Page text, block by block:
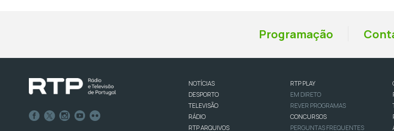
Programação
NOTÍCIAS
DESPORTO
TELEVISÃO
RÁDIO
RTP ARQUIVOS
RTP PLAY
EM DIRETO
REVER PROGRAMAS
CONCURSOS
PERGUNTAS FREQUENTES